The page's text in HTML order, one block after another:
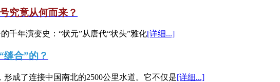
究竟从何而来？
千年演变史：“状元”从唐代“状头”雅化[详细...]
合”的？
成了连接中国南北的2500公里水道。它不仅是[详细...]